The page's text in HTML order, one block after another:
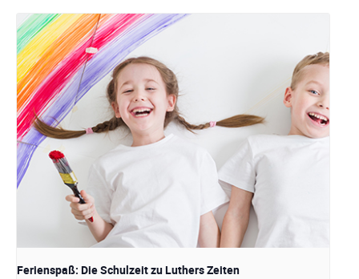
Ferienspaß: Die Schulzeit zu Luthers Zeiten